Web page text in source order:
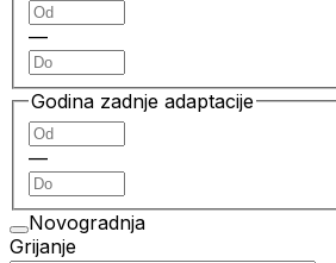
—
Godina zadnje adaptacije
—
Novogradnja
Grijanje